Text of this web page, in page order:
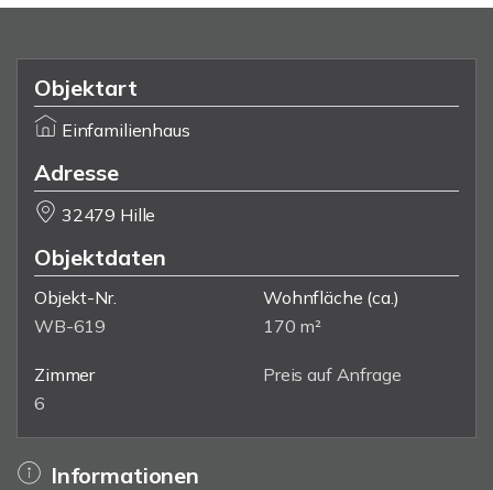
Objektart
Einfamilienhaus
Adresse
32479 Hille
Objektdaten
Objekt-Nr.
WB-619
Wohnfläche (ca.)
170 m²
Zimmer
6
Preis auf Anfrage
Informationen